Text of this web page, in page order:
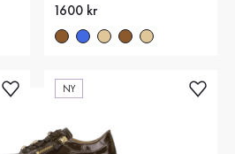
Nytt pris
1600 kr
NY